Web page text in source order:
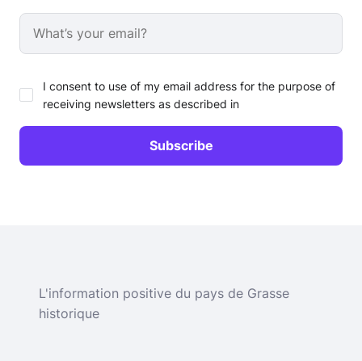
I consent to use of my email address for the purpose of
receiving newsletters as described in
L'information positive du pays de Grasse
historique